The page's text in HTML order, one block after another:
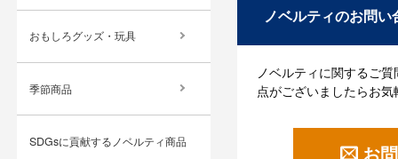
ノベルティのお問い
ノベルティに関するご
点がございましたらお
お
おもしろグッズ・玩具
季節商品
SDGsに貢献するノベルティ商品